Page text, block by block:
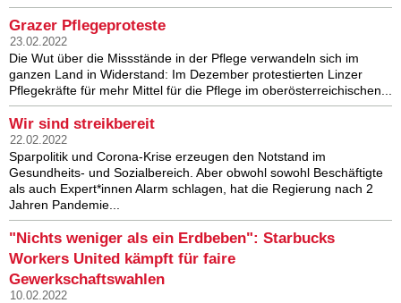
Grazer Pflegeproteste
23.02.2022
Die Wut über die Missstände in der Pflege verwandeln sich im
ganzen Land in Widerstand: Im Dezember protestierten Linzer
Pflegekräfte für mehr Mittel für die Pflege im oberösterreichischen...
Wir sind streikbereit
22.02.2022
Sparpolitik und Corona-Krise erzeugen den Notstand im
Gesundheits- und Sozialbereich. Aber obwohl sowohl Beschäftigte
als auch Expert*innen Alarm schlagen, hat die Regierung nach 2
Jahren Pandemie...
"Nichts weniger als ein Erdbeben": Starbucks
Workers United kämpft für faire
Gewerkschaftswahlen
10.02.2022